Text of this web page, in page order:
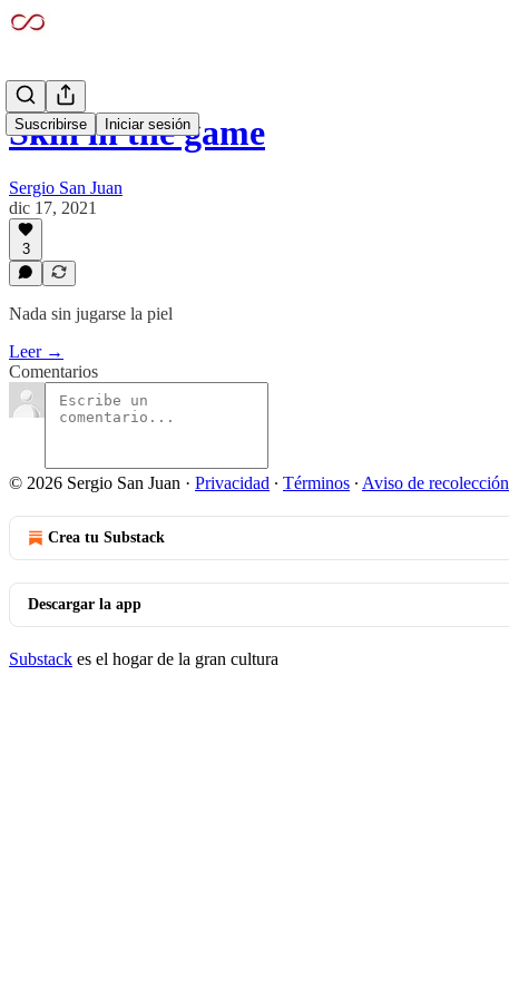
Suscribirse Iniciar sesión
Skin in the game
Sergio San Juan
dic 17, 2021
3
Nada sin jugarse la piel
Leer →
Comentarios
© 2026 Sergio San Juan · Privacidad ∙ Términos ∙ Aviso de recolección
Crea tu Substack
Descargar la app
Substack es el hogar de la gran cultura